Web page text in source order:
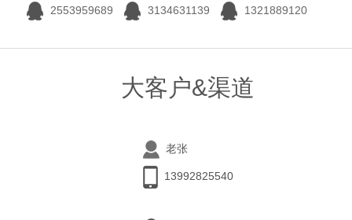
2553959689 3134631139 1321889120
大客户&渠道
老张
13992825540